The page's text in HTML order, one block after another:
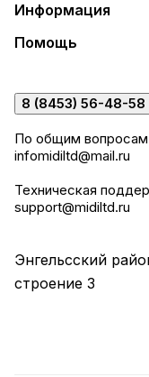
Информация
Помощь
8 (8453) 56-48-58
По общим вопросам
infomidiltd@mail.ru
Техническая
support@midiltd.ru
Энгельсский
строение 3